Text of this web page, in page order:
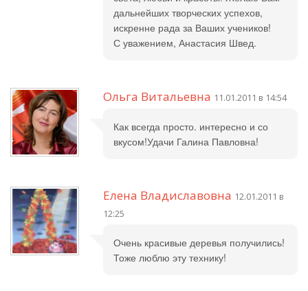
дальнейших творческих успехов,
искренне рада за Ваших учеников!
С уважением, Анастасия Швед.
Ольга Витальевна 11.01.2011 в 14:54
Как всегда просто. интересно и со
вкусом!Удачи Галина Павловна!
Елена Владиславовна 12.01.2011 в
12:25
Очень красивые деревья получились!
Тоже люблю эту технику!